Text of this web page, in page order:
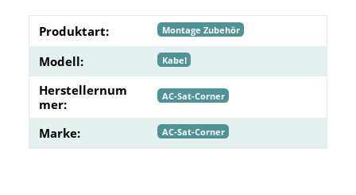
Produktart: Montage Zubehör
Modell: Kabel
Herstellernum
mer:
AC-Sat-Corner
Marke: AC-Sat-Corner